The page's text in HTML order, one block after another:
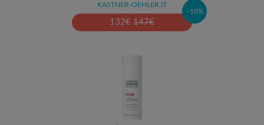
KASTNER-OEHLER.IT
132€ 147€
–10%